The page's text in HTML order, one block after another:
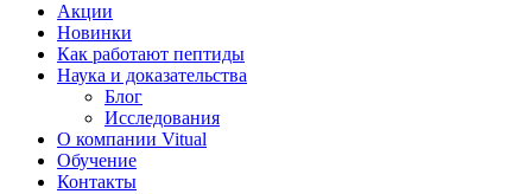
Акции
Новинки
Как работают пептиды
Наука и доказательства
Блог
Исследования
О компании Vitual
Обучение
Контакты